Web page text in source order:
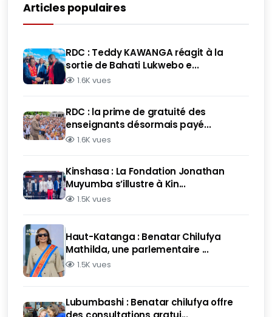
Articles populaires
RDC : Teddy KAWANGA réagit à la
sortie de Bahati Lukwebo e...
1.6K vues
RDC : la prime de gratuité des
enseignants désormais payé...
1.6K vues
Kinshasa : La Fondation Jonathan
Muyumba s’illustre à Kin...
1.5K vues
Haut-Katanga : Benatar Chilufya
Mathilda, une parlementaire ...
1.5K vues
Lubumbashi : Benatar chilufya offre